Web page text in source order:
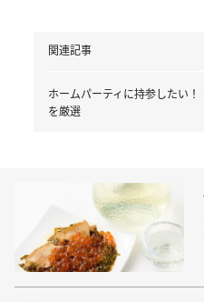
関連記事
ホームパーティに持参したい
を厳選